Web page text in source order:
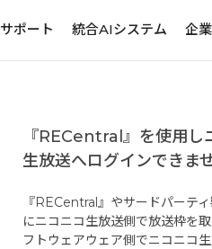
サポート 統合AIシステム 企
『RECentral』を使用し
生放送へログインできませ
『RECentral』やサードパーテ
にニコニコ生放送側で放送枠を
フトウェアウェア側でニコニコ